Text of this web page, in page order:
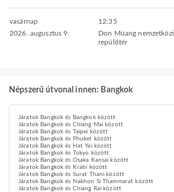
vasárnap
2026. augusztus 9.
12:35
Don Müang nemzetközi
repülőtér
Népszerű útvonal innen: Bangkok
Járatok Bangkok és Bangkok között
Járatok Bangkok és Chiang Mai között
Járatok Bangkok és Taipei között
Járatok Bangkok és Phuket között
Járatok Bangkok és Hat Yai között
Járatok Bangkok és Tokyo között
Járatok Bangkok és Osaka Kansai között
Járatok Bangkok és Krabi között
Járatok Bangkok és Surat Thani között
Járatok Bangkok és Nakhon Si Thammarat között
Járatok Bangkok és Chiang Rai között